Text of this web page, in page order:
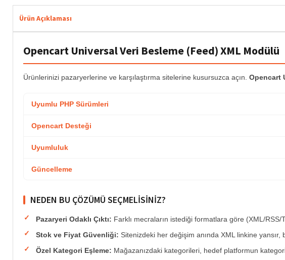
Ürün Açıklaması
Opencart Universal Veri Besleme (Feed) XML Modülü
Ürünlerinizi pazaryerlerine ve karşılaştırma sitelerine kusursuzca açın. Opencart
Uyumlu PHP Sürümleri
Opencart Desteği
Uyumluluk
Güncelleme
NEDEN BU ÇÖZÜMÜ SEÇMELISINIZ?
Pazaryeri Odaklı Çıktı: Farklı mecraların istediği formatlara göre (XML/RSS/
Stok ve Fiyat Güvenliği: Sitenizdeki her değişim anında XML linkine
Özel Kategori Eşleme: Mağazanızdaki kategorileri, hedef platformun